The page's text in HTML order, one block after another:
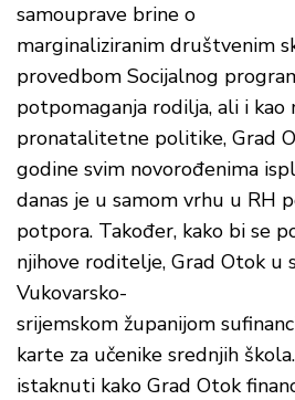
samouprave brine o
marginaliziranim društvenim
provedbom Socijalnog
potpomaganja rodilja, ali i kao
pronatalitetne politike, Grad
godine svim novorođenima
danas je u samom vrhu u RH
potpora. Također, kako bi se
njihove roditelje, Grad Otok u
Vukovarsko-
srijemskom županijom
karte za učenike srednjih
istaknuti kako Grad Otok